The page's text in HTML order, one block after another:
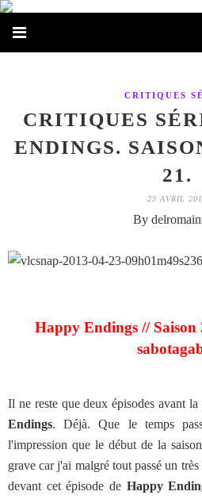
CRITIQUES
CRITIQUES
ENDINGS.
21.
23 AVRIL
By
Happy Endings // Saison
Il ne reste que deux épisodes avant
Endings. Déjà. Que le temps
l'impression que le début de la
grave car j'ai malgré tout passé un
devant cet épisode de Happy